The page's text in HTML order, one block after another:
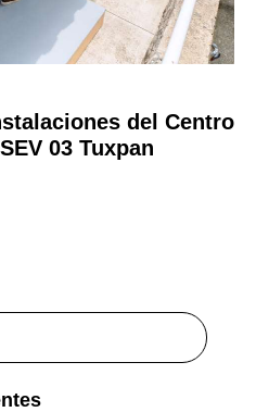
del Centro
03 Tuxpan